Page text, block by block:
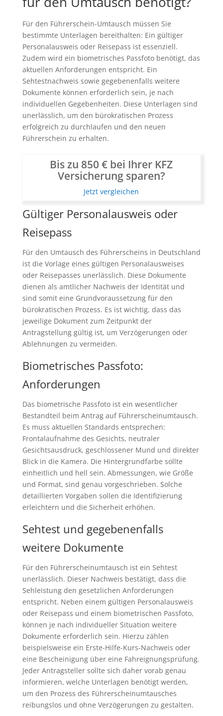
Für den Führerschein-Umtausch müssen Sie
bestimmte Unterlagen bereithalten: Ein gültiger
Personalausweis oder Reisepass ist essenziell.
Zudem wird ein biometrisches Passfoto benötigt, das
aktuellen Anforderungen entspricht. Ein
Sehtestnachweis sowie gegebenenfalls weitere
Dokumente können erforderlich sein, je nach
individuellen Gegebenheiten. Diese Unterlagen sind
unerlässlich, um den bürokratischen Prozess
erfolgreich zu durchlaufen und den neuen
Führerschein zu erhalten.
Bis zu 850 € bei Ihrer KFZ
Versicherung sparen?
Jetzt vergleichen
Gültiger Personalausweis oder
Reisepass
Für den Umtausch des Führerscheins in Deutschland
ist die Vorlage eines gültigen Personalausweises
oder Reisepasses unerlässlich. Diese Dokumente
dienen als amtlicher Nachweis der Identität und
sind somit eine Grundvoraussetzung für den
bürokratischen Prozess. Es ist wichtig, dass das
jeweilige Dokument zum Zeitpunkt der
Antragstellung gültig ist, um Verzögerungen oder
Ablehnungen zu vermeiden.
Biometrisches Passfoto:
Anforderungen
Das biometrische Passfoto ist ein wesentlicher
Bestandteil beim Antrag auf Führerscheinumtausch.
Es muss aktuellen Standards entsprechen:
Frontalaufnahme des Gesichts, neutraler
Gesichtsausdruck, geschlossener Mund und direkter
Blick in die Kamera. Die Hintergrundfarbe sollte
einheitlich und hell sein. Abmessungen, wie Größe
und Format, sind genau vorgeschrieben. Solche
detaillierten Vorgaben sollen die Identifizierung
erleichtern und die Sicherheit erhöhen.
Sehtest und gegebenenfalls
weitere Dokumente
Für den Führerscheinumtausch ist ein Sehtest
unerlässlich. Dieser Nachweis bestätigt, dass die
Sehleistung den gesetzlichen Anforderungen
entspricht. Neben einem gültigen Personalausweis
oder Reisepass und einem biometrischen Passfoto,
können je nach individueller Situation weitere
Dokumente erforderlich sein. Hierzu zählen
beispielsweise ein Erste-Hilfe-Kurs-Nachweis oder
eine Bescheinigung über eine Fahreignungsprüfung.
Jeder Antragsteller sollte sich daher vorab genau
informieren, welche Unterlagen benötigt werden,
um den Prozess des Führerscheinumtausches
reibungslos und ohne Verzögerungen zu gestalten.